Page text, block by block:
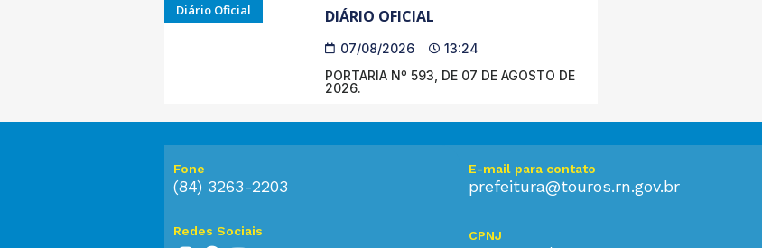
Diário Oficial DIÁRIO OFICIAL
07/08/2026
13:24
PORTARIA Nº 593, DE 07 DE AGOSTO DE
2026.
Fone
(84) 3263-2203
E-mail para contato
prefeitura@touros.rn.gov.br
Redes Sociais CPNJ